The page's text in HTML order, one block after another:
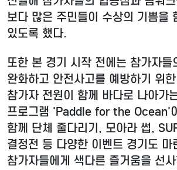
보다 많은 주민들이 수상의 기쁨을
있도록 했다.
또한 본 경기 시작 전에는 참가자들
완화하고 안전사고를 예방하기 위
참가자 전원이 함께 바다로 나아가
프로그램 'Paddle for the Ocean'
함께 단체 줄다리기, 모아라 썹,
결정전 등 다양한 이벤트 경기도 마
참가자들에게 색다른 즐거움을 선